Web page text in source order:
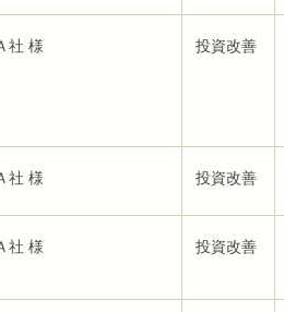
社 様 投資改善
社 様 投資改善
社 様 投資改善